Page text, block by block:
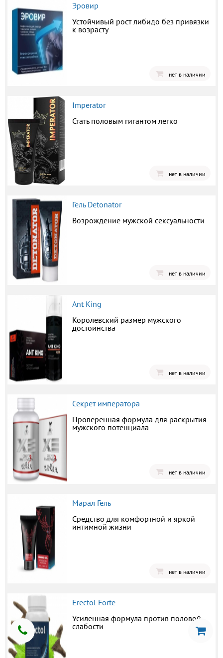
Эровир
Устойчивый рост либидо без привязки
к возрасту
нет в наличии
Imperator
Стать половым гигантом легко
нет в наличии
Гель Detonator
Возрождение мужской сексуальности
нет в наличии
Ant King
Королевский размер мужского
достоинства
нет в наличии
Секрет императора
Проверенная формула для раскрытия
мужского потенциала
нет в наличии
Марал Гель
Средство для комфортной и яркой
интимной жизни
нет в наличии
Erectol Forte
Усиленная формула против половой
слабости